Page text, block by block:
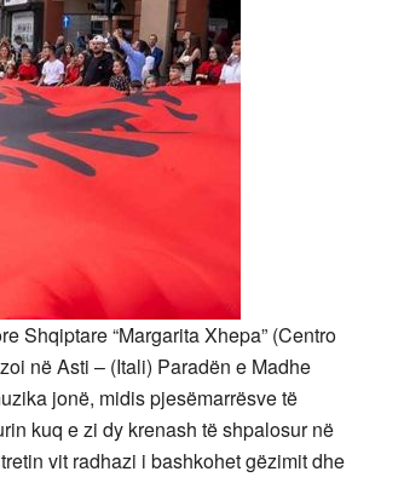
Shqiptare “Margarita Xhepa” (Centro
në Asti – (Itali) Paradën e Madhe
jonë, midis pjesëmarrësve të
kuq e zi dy krenash të shpalosur në
vit radhazi i bashkohet gëzimit dhe